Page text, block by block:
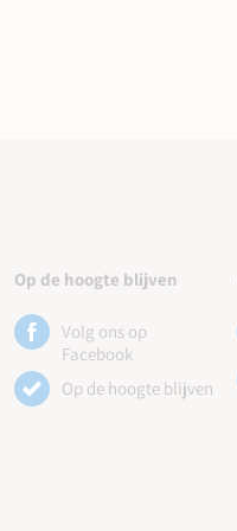
Op de hoogte blijven
Volg ons op
Facebook
Op de hoogte blijven